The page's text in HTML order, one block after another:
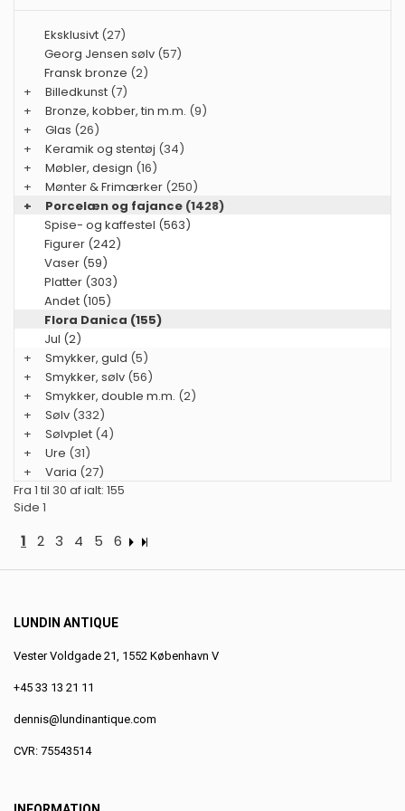
Eksklusivt (27)
Georg Jensen sølv (57)
Fransk bronze (2)
+
Billedkunst (7)
+
Bronze, kobber, tin m.m. (9)
+
Glas (26)
+
Keramik og stentøj (34)
+
Møbler, design (16)
+
Mønter & Frimærker (250)
+
Porcelæn og fajance (1428)
Spise- og kaffestel (563)
Figurer (242)
Vaser (59)
Platter (303)
Andet (105)
Flora Danica (155)
Jul (2)
+
Smykker, guld (5)
+
Smykker, sølv (56)
+
Smykker, double m.m. (2)
+
Sølv (332)
+
Sølvplet (4)
+
Ure (31)
+
Varia (27)
Fra 1 til 30 af ialt: 155
Side 1
1 2 3 4 5 6
LUNDIN ANTIQUE
Vester Voldgade 21, 1552 København V
+45 33 13 21 11
dennis@lundinantique.com
CVR: 75543514